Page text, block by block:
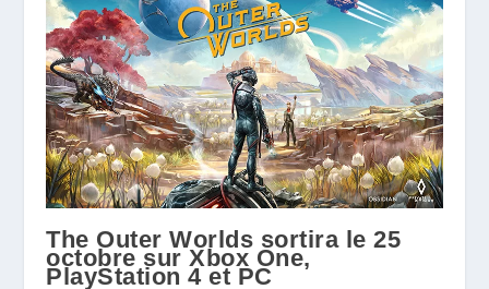
The Outer Worlds sortira le 25
octobre sur Xbox One,
PlayStation 4 et PC